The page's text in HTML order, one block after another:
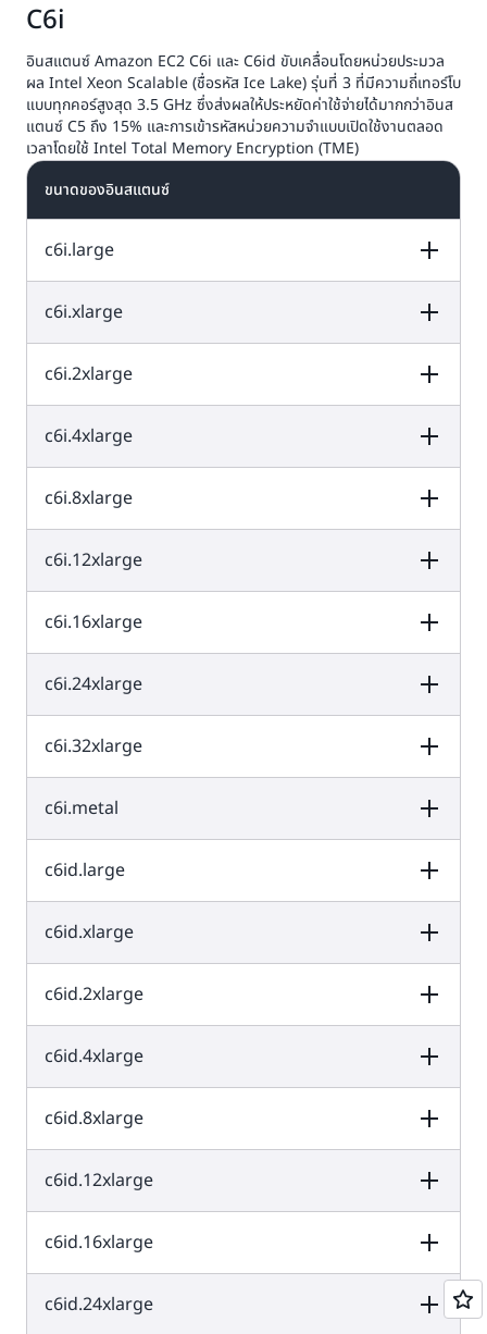
เปิดใช้งาน
C6i และ C6in บนขนาด 32xlarge และขนาด Metal ได้อีก
ด้วย
ใช้ NVMe สูงสุด 7.6 TB และให้ประสิทธิภาพด้านราคาที่ดี
มาะสำหรับเวิร์กโหลดที่มีการประมวลผลสูง รวมถึงผู้ที่
ต้องการเข้าถึงพื้นที่เก็บข้อมูลในเครื่องที่มีความเร็วสูงและมี
เวลาแฝงต่ำ ด้วยอินสแตนซ์ C6in คุณจะสามารถเข้าถึงแบ
นวิดท์Amazon Elastic Block Store (EBS)ได้สูงถึง
C6i
อินสแตนซ์ Amazon EC2 C6i และ C6id ขับเคลื่อนโดยหน่วยประมวล
ผล Intel Xeon Scalable (ชื่อรหัส Ice Lake) รุ่นที่ 3 ที่มีความถี่เทอร์โบ
แบบทุกคอร์สูงสุด 3.5 GHz ซึ่งส่งผลให้ประหยัดค่าใช้จ่ายได้มากกว่าอินส
แตนซ์ C5 ถึง 15% และการเข้ารหัสหน่วยความจำแบบเปิดใช้งานตลอด
เวลาโดยใช้ Intel Total Memory Encryption (TME)
ขนาดของอินสแตนซ์
c6i.large
vCPU
พื้นที่เก็บข้อมูลขอ
2 4 EBS เท่านั้น
c6i.xlarge
vCPU
พื้นที่เก็บข้อมูลขอ
4 8 EBS เท่านั้น
c6i.2xlarge
vCPU
พื้นที่เก็บข้อมูลขอ
8 16 EBS เท่านั้น
c6i.4xlarge
vCPU
พื้นที่เก็บข้อมูลขอ
16 32 EBS เท่านั้น
c6i.8xlarge
vCPU
พื้นที่เก็บข้อมูลขอ
32 64 EBS เท่านั้น
c6i.12xlarge
vCPU
พื้นที่เก็บข้อมูลขอ
48 96 EBS เท่านั้น
c6i.16xlarge
vCPU
พื้นที่เก็บข้อมูลขอ
64 128 EBS เท่านั้น
c6i.24xlarge
vCPU
พื้นที่เก็บข้อมูลขอ
96 192 EBS เท่านั้น
c6i.32xlarge
vCPU
พื้นที่เก็บข้อมูลขอ
128 256 EBS เท่านั้น
c6i.metal
vCPU
พื้นที่เก็บข้อมูลขอ
c6id.large
vCPU
พื้นที่เก็บข้อมูลขอ
2 4 1x118 NVMe
c6id.xlarge
vCPU
พื้นที่เก็บข้อมูลขอ
4 8 1x237 NVMe
c6id.2xlarge
vCPU
พื้นที่เก็บข้อมูลขอ
8 16 1x474 NVMe
c6id.4xlarge
vCPU
พื้นที่เก็บข้อมูลขอ
16 32 1x950 NVMe
c6id.8xlarge
vCPU
พื้นที่เก็บข้อมูลขอ
1x1900 NVMe
c6id.12xlarge
vCPU
พื้นที่เก็บข้อมูลขอ
c6id.16xlarge
vCPU
พื้นที่เก็บข้อมูลขอ
งอินสแตนซ์ (GB)
c6id.24xlarge